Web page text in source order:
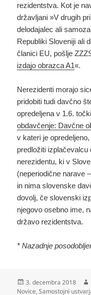
rezidentstva. Kot je
državljani »V drugih
delodajalec ali
Republiki Sloveniji ali
članici EU, pošlje
izdajo obrazca A1«.
Nerezidenti morajo
pridobiti tudi davčno
opredeljena v 1.6.
obdavčenje: Davčne
v kateri je
predložiti
nerezidentu, ki v
(neperiodične narave
in nima slovenske
dovolj, če slovenski
njegovo osebno ime,
državo rezidentstva.
* Nazadnje
Objavljeno
dne
3. decembra 2018
Novice,Samostojni